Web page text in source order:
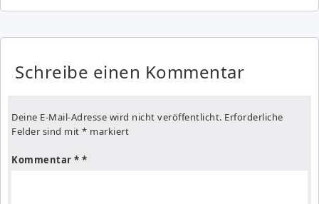
Schreibe einen Kommentar
Deine E-Mail-Adresse wird nicht veröffentlicht. Erforderliche
Felder sind mit * markiert
Kommentar *